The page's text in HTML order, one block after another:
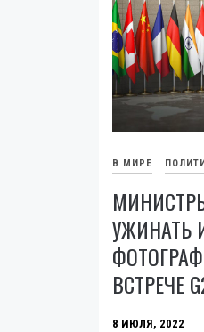
В МИРЕ
УЖИНАТЬ
ВСТРЕЧЕ
8 ИЮЛЯ, 2022